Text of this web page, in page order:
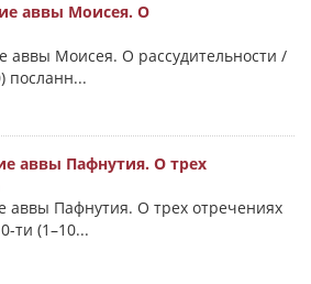
аввы Моисея. О
аввы Моисея. О рассудительности /
посланн...
аввы Пафнутия. О трех
аввы Пафнутия. О трех отречениях
ти (1–10...